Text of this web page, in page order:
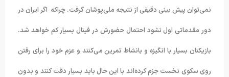
نمی‌توان پیش بینی دقیقی از نتیجه ملی‌پوشان گرفت. چراکه اگر ایران در
دور مقدماتی اول نشود احتمال حضورش در فینال بسیار کم خواهد شد.
بازیکنان بسیار با انگیزه و بانشاط تمرین می‌کنند و عزم خود را برای رفتن
روی سکوی نخست جزم کرده‌اند با این حال باید بسیار دقت کنند و بدون